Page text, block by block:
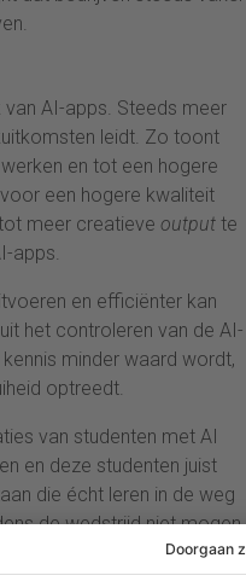
AI-apps. Steeds meer
leidt. Zo toont
en tot een hogere
een hogere kwaliteit
meer creatieve output te
apps.
en efficiënter kan
het controleren van de AI-
minder waard wordt,
optreedt.
van studenten met AI
en deze studenten juist
die écht leren in de weg
de wedstrijd niet mogen
presteren.